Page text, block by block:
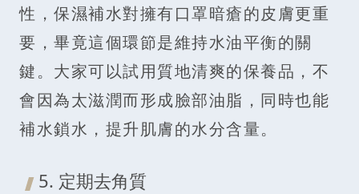
性，保濕補水對擁有口罩暗瘡的皮膚更重
要，畢竟這個環節是維持水油平衡的關
鍵。大家可以試用質地清爽的保養品，不
會因為太滋潤而形成臉部油脂，同時也能
補水鎖水，提升肌膚的水分含量。
5. 定期去角質